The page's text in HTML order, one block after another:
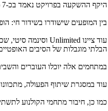
היקף ההשקעה בפרויקט נאמד בכ-7 מיליון ש"ח והוא חלק מהשקעה נרחבת, שמבצעת סינמה סיטי בשדרוג חווית הצפייה במתחמיה.
בין המופעים שישודרו בשידור חי:
עוד ציינו Unlimited וסינמה סיטי,
הבלתי מוגבלות של הסיבים
במתחמים אלה יוכלו העוברים
עוד במסגרת שיתוף הפעולה,
כמו כן, חיבור מתחמי הקולנוע